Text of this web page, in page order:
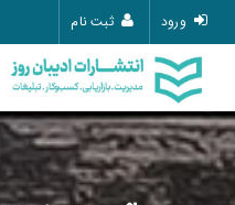
ورود ثبت نام